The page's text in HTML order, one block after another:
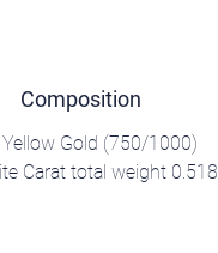
Composition
Gold (750/1000)
Carat total weight 0.518